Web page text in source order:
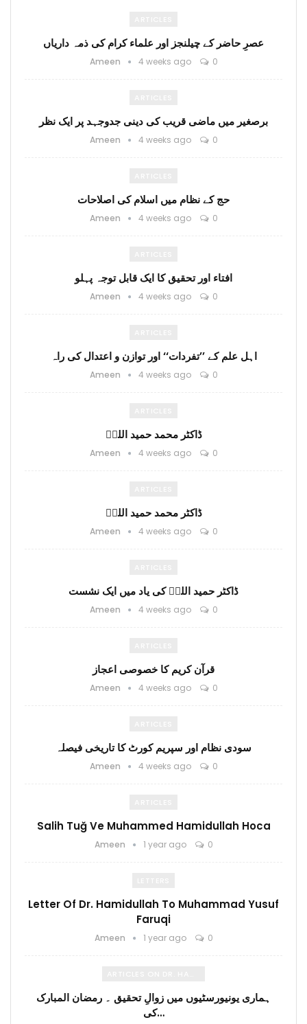
عصرِ حاضر کے چیلنجز اور علماء کرام کی ذمہ داریاں
Ameen 4 weeks ago 0
برصغیر میں ماضی قریب کی دینی جدوجہد پر ایک نظر
Ameen 4 weeks ago 0
حج کے نظام میں اسلام کی اصلاحات
Ameen 4 weeks ago 0
افتاء اور تحقیق کا ایک قابل توجہ پہلو
Ameen 4 weeks ago 0
اہل علم کے ’’تفردات‘‘ اور توازن و اعتدال کی راہ
Ameen 4 weeks ago 0
ڈاکٹر محمد حمید اللہؒ
Ameen 4 weeks ago 0
ڈاکٹر محمد حمید اللہؒ
Ameen 4 weeks ago 0
ڈاکٹر حمید اللہؒ کی یاد میں ایک نشست
Ameen 4 weeks ago 0
قرآن کریم کا خصوصی اعجاز
Ameen 4 weeks ago 0
سودی نظام اور سپریم کورٹ کا تاریخی فیصلہ
Ameen 4 weeks ago 0
Salih Tuğ Ve Muhammed Hamidullah Hoca
Ameen 1 year ago 0
Letter Of Dr. Hamidullah To Muhammad Yusuf
Faruqi
Ameen 1 year ago 0
ہماری یونیورسٹیوں میں زوالِ تحقیق ۔ رمضان المبارک
کی…